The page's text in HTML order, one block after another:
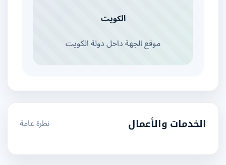
الكويت
موقع الجهة داخل دولة الكويت
الخدمات والأعمال نظرة عامة